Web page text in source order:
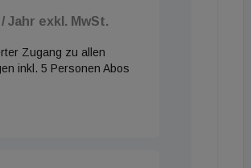
/ Jahr exkl. MwSt.
Zugang zu allen
inkl. 5 Personen Abos